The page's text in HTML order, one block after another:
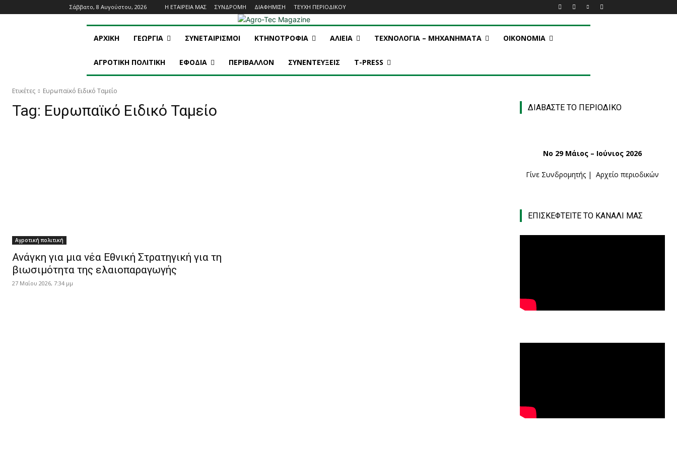
Σάββατο, 8 Αυγούστου, 2026 Η ΕΤΑΙΡΕΙΑ ΜΑΣ ΣΥΝΔΡΟΜΗ ΔΙΑΦΗΜΙΣΗ ΤΕΥΧΗ ΠΕΡΙΟΔΙΚΟΥ
ΑΡΧΙΚΗ ΓΕΩΡΓΙΑ ΣΥΝΕΤΑΙΡΙΣΜΟΙ ΚΤΗΝΟΤΡΟΦΙΑ ΑΛΙΕΙΑ ΤΕΧΝΟΛΟΓΙΑ – ΜΗΧΑΝΗΜΑΤΑ ΟΙΚΟΝΟΜΙΑ
ΑΓΡΟΤΙΚΗ ΠΟΛΙΤΙΚΗ ΕΦΟΔΙΑ ΠΕΡΙΒΑΛΛΟΝ ΣΥΝΕΝΤΕΥΞΕΙΣ T-PRESS
Ετικέτες Ευρωπαϊκό Ειδικό Ταμείο
Tag: Ευρωπαϊκό Ειδικό Ταμείο
Αγροτική πολιτική
Ανάγκη για μια νέα Εθνική Στρατηγική για τη
βιωσιμότητα της ελαιοπαραγωγής
27 Μαΐου 2026, 7:34 μμ
ΔΙΑΒΑΣΤΕ ΤΟ ΠΕΡΙΟΔΙΚΟ
Νο 29 Μάιος – Ιούνιος 2026
Γίνε Συνδρομητής | Αρχείο περιοδικών
ΕΠΙΣΚΕΦΤΕΙΤΕ ΤΟ ΚΑΝΑΛΙ ΜΑΣ